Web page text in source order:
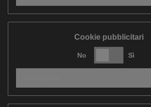
Cookie pubblicitari
No Sì